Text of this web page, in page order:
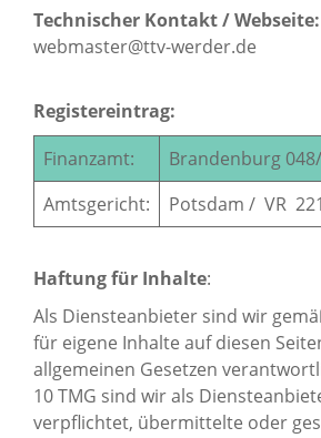
Technischer Kontakt / Webseite:
webmaster@ttv-werder.de
Registereintrag:
Finanzamt:
Brandenburg
Amtsgericht:
Potsdam / VR
Haftung für Inhalte:
Als Diensteanbieter sind wir
für eigene Inhalte auf diesen
allgemeinen Gesetzen
10 TMG sind wir als
verpflichtet, übermittelte oder